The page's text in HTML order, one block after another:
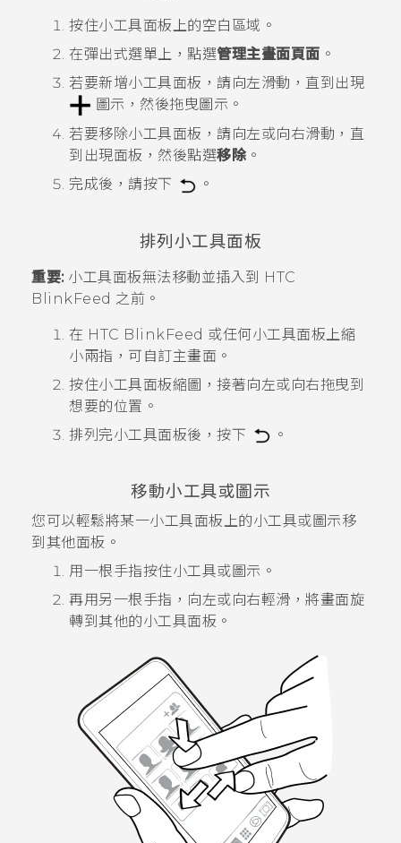
按住小工具面板上的空白區域。
在彈出式選單上，點選管理主畫面頁面 。
若要新增小工具面板，請向左滑動，直到出現
圖示，然後拖曳圖示。
若要移除小工具面板，請向左或向右滑動，直
到出現面板，然後點選移除 。
完成後，請按下
。
排列小工具面板
重要:小工具面板無法移動並插入到
HTC
BlinkFeed 之前。
在 HTC BlinkFeed 或任何小工具面板上縮
小兩指，可自訂主畫面 。
按住小工具面板縮圖，接著向左或向右拖曳到
想要的位置。
排列完小工具面板後，按下
。
移動小工具或圖示
您可以輕鬆將某一小工具面板上的小工具或圖示移
到其他面板。
用一根手指按住小工具或圖示。
再用另一根手指，向左或向右輕滑，將畫面旋
轉到其他的小工具面板。